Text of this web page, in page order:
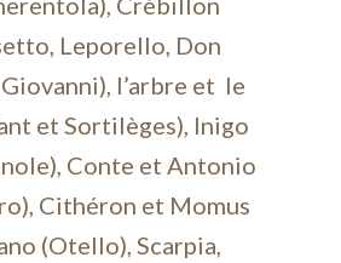
Leporello, Don
l’arbre et le
et Sortilèges), Inigo
Conte et Antonio
Cithéron et Momus
(Otello), Scarpia,